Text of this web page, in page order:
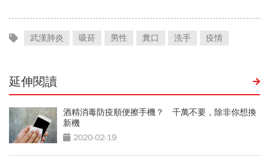
武漢肺炎 吸菸 男性 糞口 洗手 疫情
延伸閱讀
酒精消毒防疫順便擦手機？ 千萬不要，除非你想換
新機
2020-02-19